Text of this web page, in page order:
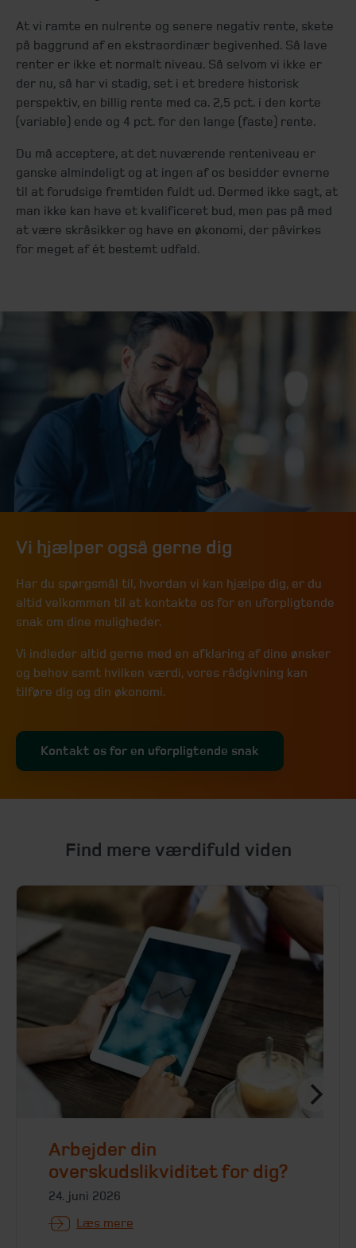
At vi ramte en nulrente og senere negativ rente, skete
på baggrund af en ekstraordinær begivenhed. Så lave
renter er ikke et normalt niveau. Så selvom vi ikke er
der nu, så har vi stadig, set i et bredere historisk
perspektiv, en billig rente med ca. 2,5 pct. i den korte
(variable) ende og 4 pct. for den lange (faste) rente.
Du må acceptere, at det nuværende renteniveau er
ganske almindeligt og at ingen af os besidder evnerne
til at forudsige fremtiden fuldt ud. Dermed ikke sagt, at
man ikke kan have et kvalificeret bud, men pas på med
at være skråsikker og have en økonomi, der påvirkes
for meget af ét bestemt udfald.
Vi hjælper også gerne dig
Har du spørgsmål til, hvordan vi kan hjælpe dig, er du
altid velkommen til at kontakte os for en uforpligtende
snak om dine muligheder.
Vi indleder altid gerne med en afklaring af dine ønsker
og behov samt hvilken værdi, vores rådgivning kan
tilføre dig og din økonomi.
Kontakt os for en uforpligtende snak
Find mere værdifuld viden
Arbejder din
overskudslikviditet for dig?
24. juni 2026
Læs mere